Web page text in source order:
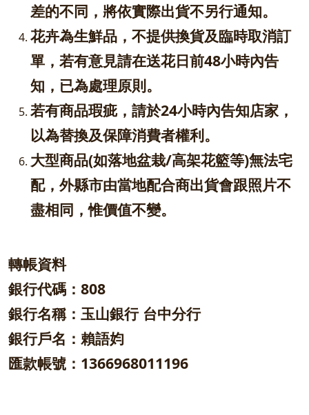
差的不同，將依實際出貨不另行通知。
花卉為生鮮品，不提供換貨及臨時取消訂
單，若有意見請在送花日前48小時內告
知，已為處理原則。
若有商品瑕疵，請於24小時內告知店家，
以為替換及保障消費者權利。
大型商品(如落地盆栽/高架花籃等)無法宅
配，外縣市由當地配合商出貨會跟照片不
盡相同，惟價值不變。
轉帳資料
銀行代碼：808
銀行名稱：玉山銀行 台中分行
銀行戶名：賴語㚬
匯款帳號：1366968011196